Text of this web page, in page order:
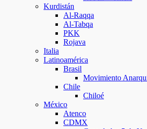
Kurdistán
Al-Raqqa
Al-Tabqa
PKK
Rojava
Italia
Latinoamérica
Brasil
Movimiento
Chile
Chiloé
México
Atenco
CDMX